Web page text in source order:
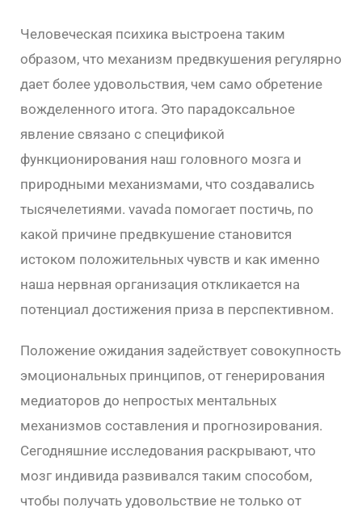
Человеческая психика выстроена таким
образом, что механизм предвкушения регулярно
дает более удовольствия, чем само обретение
вожделенного итога. Это парадоксальное
явление связано с спецификой
функционирования наш головного мозга и
природными механизмами, что создавались
тысячелетиями. vavada помогает постичь, по
какой причине предвкушение становится
истоком положительных чувств и как именно
наша нервная организация откликается на
потенциал достижения приза в перспективном.
Положение ожидания задействует совокупность
эмоциональных принципов, от генерирования
медиаторов до непростых ментальных
механизмов составления и прогнозирования.
Сегодняшние исследования раскрывают, что
мозг индивида развивался таким способом,
чтобы получать удовольствие не только от